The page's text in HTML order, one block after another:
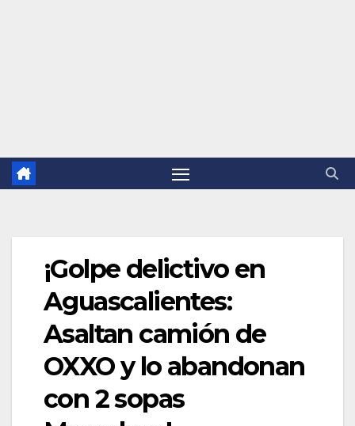
¡Golpe delictivo en
Aguascalientes:
Asaltan camión de
OXXO y lo abandonan
con 2 sopas